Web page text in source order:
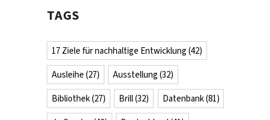
TAGS
17 Ziele für nachhaltige Entwicklung (42)
Ausleihe (27) Ausstellung (32)
Bibliothek(27) Brill(32) Datenbank(81)